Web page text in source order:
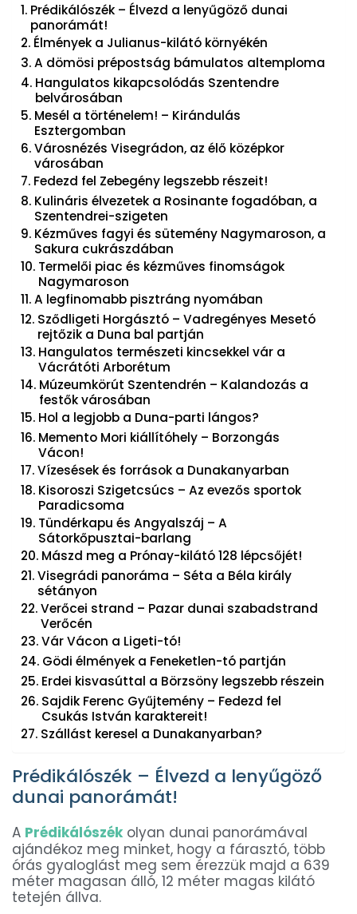
Prédikálószék – Élvezd a lenyűgöző dunai
panorámát!
Élmények a Julianus-kilátó környékén
A dömösi prépostság bámulatos altemploma
Hangulatos kikapcsolódás Szentendre
belvárosában
Mesél a történelem! – Kirándulás
Esztergomban
Városnézés Visegrádon, az élő középkor
városában
Fedezd fel Zebegény legszebb részeit!
Kulináris élvezetek a Rosinante fogadóban, a
Szentendrei-szigeten
Kézműves fagyi és sütemény Nagymaroson, a
Sakura cukrászdában
Termelői piac és kézműves finomságok
Nagymaroson
A legfinomabb pisztráng nyomában
Sződligeti Horgásztó – Vadregényes Mesetó
rejtőzik a Duna bal partján
Hangulatos természeti kincsekkel vár a
Vácrátóti Arborétum
Múzeumkörút Szentendrén – Kalandozás a
festők városában
Hol a legjobb a Duna-parti lángos?
Memento Mori kiállítóhely – Borzongás
Vácon!
Vízesések és források a Dunakanyarban
Kisoroszi Szigetcsúcs – Az evezős sportok
Paradicsoma
Tündérkapu és Angyalszáj – A
Sátorkőpusztai-barlang
Mászd meg a Prónay-kilátó 128 lépcsőjét!
Visegrádi panoráma – Séta a Béla király
sétányon
Verőcei strand – Pazar dunai szabadstrand
Verőcén
Vár Vácon a Ligeti-tó!
Gödi élmények a Feneketlen-tó partján
Erdei kisvasúttal a Börzsöny legszebb részein
Sajdik Ferenc Gyűjtemény – Fedezd fel
Csukás István karaktereit!
Szállást keresel a Dunakanyarban?
Prédikálószék – Élvezd a lenyűgöző
dunai panorámát!
A Prédikálószék olyan dunai panorámával
ajándékoz meg minket, hogy a fárasztó, több
órás gyaloglást meg sem érezzük majd a 639
méter magasan álló, 12 méter magas kilátó
tetején állva.